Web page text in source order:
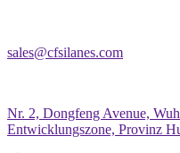
sales@cfsilanes.com
Nr. 2, Dongfeng Avenue,
Entwicklungszone, Provinz